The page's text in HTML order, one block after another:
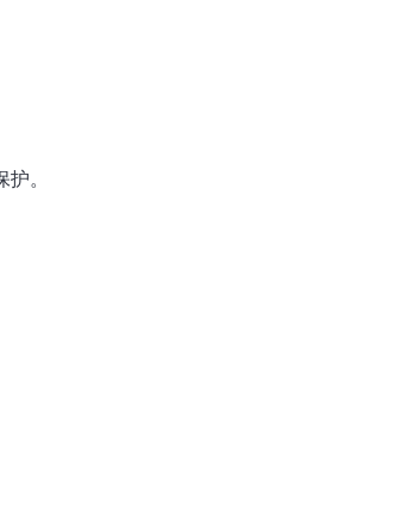
。